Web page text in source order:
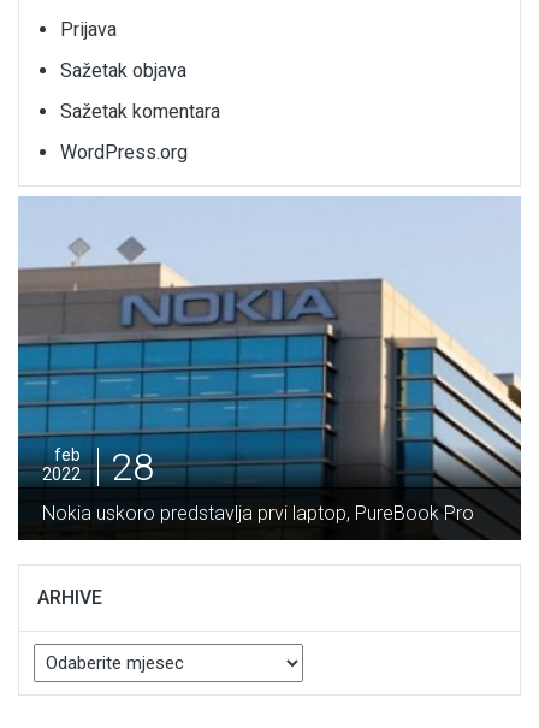
Prijava
Sažetak objava
Sažetak komentara
WordPress.org
28
uskoro predstavlja prvi laptop, PureBook Pro
feb
2022
ARHIVE
Arhive